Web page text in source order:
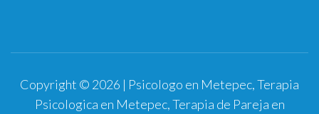
Copyright © 2026 | Psicologo en Metepec, Terapia
Psicologica en Metepec, Terapia de Pareja en